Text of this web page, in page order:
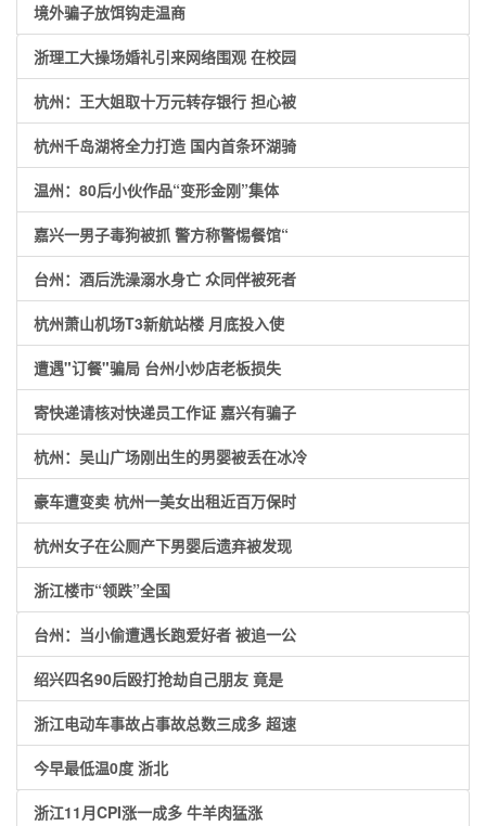
境外骗子放饵钩走温商
浙理工大操场婚礼引来网络围观 在校园
杭州：王大姐取十万元转存银行 担心被
杭州千岛湖将全力打造 国内首条环湖骑
温州：80后小伙作品“变形金刚”集体
嘉兴一男子毒狗被抓 警方称警惕餐馆“
台州：酒后洗澡溺水身亡 众同伴被死者
杭州萧山机场T3新航站楼 月底投入使
遭遇"订餐"骗局 台州小炒店老板损失
寄快递请核对快递员工作证 嘉兴有骗子
杭州：吴山广场刚出生的男婴被丢在冰冷
豪车遭变卖 杭州一美女出租近百万保时
杭州女子在公厕产下男婴后遗弃被发现
浙江楼市“领跌”全国
台州：当小偷遭遇长跑爱好者 被追一公
绍兴四名90后殴打抢劫自己朋友 竟是
浙江电动车事故占事故总数三成多 超速
今早最低温0度 浙北
浙江11月CPI涨一成多 牛羊肉猛涨